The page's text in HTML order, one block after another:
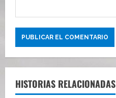
HISTORIAS RELACIONADAS